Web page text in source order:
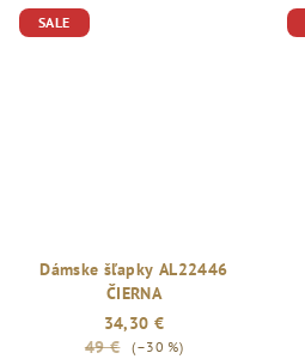
SALE
Dámske šľapky AL22446
ČIERNA
34,30 €
49 €
(–30 %)